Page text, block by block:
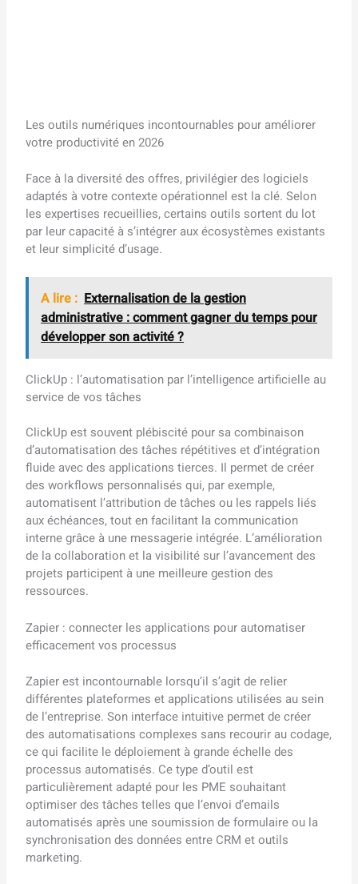
Les outils numériques incontournables pour améliorer
votre productivité en 2026
Face à la diversité des offres, privilégier des logiciels
adaptés à votre contexte opérationnel est la clé. Selon
les expertises recueillies, certains outils sortent du lot
par leur capacité à s’intégrer aux écosystèmes existants
et leur simplicité d’usage.
A lire : Externalisation de la gestion
administrative : comment gagner du temps pour
développer son activité ?
ClickUp : l’automatisation par l’intelligence artificielle au
service de vos tâches
ClickUp est souvent plébiscité pour sa combinaison
d’automatisation des tâches répétitives et d’intégration
fluide avec des applications tierces. Il permet de créer
des workflows personnalisés qui, par exemple,
automatisent l’attribution de tâches ou les rappels liés
aux échéances, tout en facilitant la communication
interne grâce à une messagerie intégrée. L’amélioration
de la collaboration et la visibilité sur l’avancement des
projets participent à une meilleure gestion des
ressources.
Zapier : connecter les applications pour automatiser
efficacement vos processus
Zapier est incontournable lorsqu’il s’agit de relier
différentes plateformes et applications utilisées au sein
de l’entreprise. Son interface intuitive permet de créer
des automatisations complexes sans recourir au codage,
ce qui facilite le déploiement à grande échelle des
processus automatisés. Ce type d’outil est
particulièrement adapté pour les PME souhaitant
optimiser des tâches telles que l’envoi d’emails
automatisés après une soumission de formulaire ou la
synchronisation des données entre CRM et outils
marketing.